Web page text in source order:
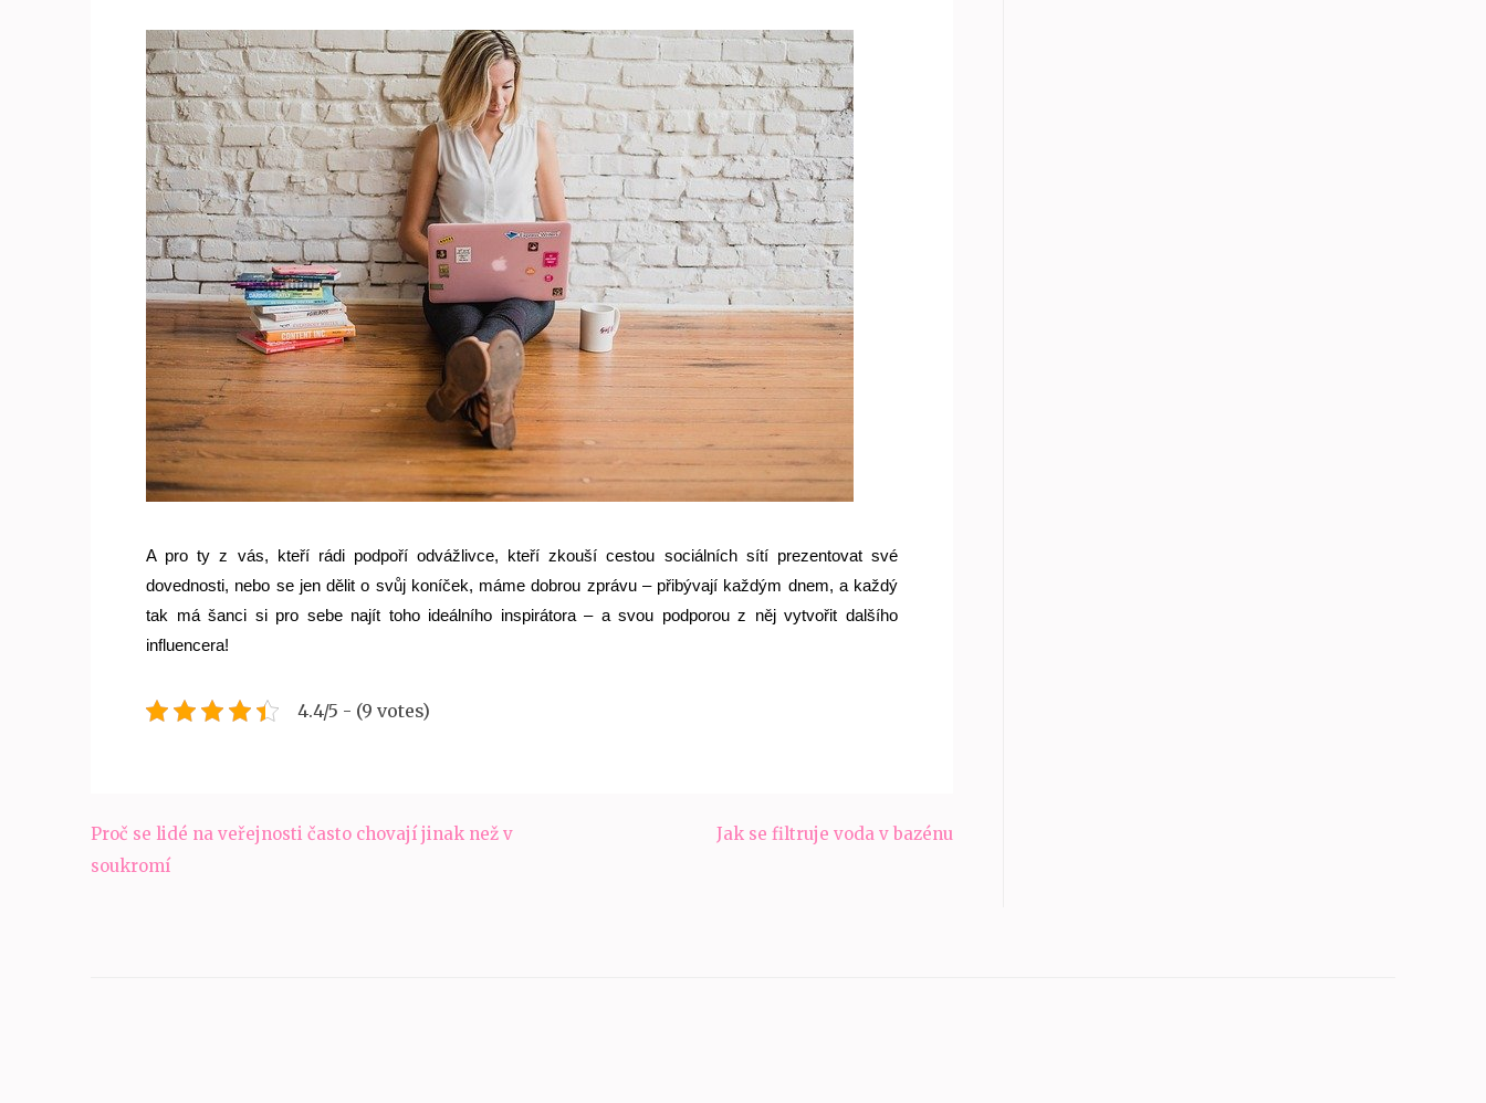
A pro ty z vás, kteří rádi podpoří odvážlivce, kteří zkouší cestou sociálních sítí prezentovat své
dovednosti, nebo se jen dělit o svůj koníček, máme dobrou zprávu – přibývají každým dnem, a každý
tak má šanci si pro sebe najít toho ideálního inspirátora – a svou podporou z něj vytvořit dalšího
influencera!
4.4/5 - (9 votes)
Navigace
pro
Proč se lidé na veřejnosti často chovají jinak než v
soukromí
Jak se filtruje voda v bazénu